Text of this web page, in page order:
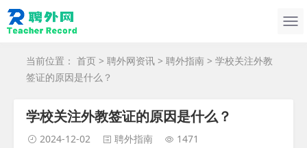
当前位置： 首页 > 聘外网资讯 > 聘外指南 > 学校关注外教
签证的原因是什么？
学校关注外教签证的原因是什么？
2024-12-02 聘外指南 1471